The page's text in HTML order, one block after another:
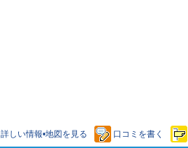
詳しい情報•地図を見る 口コミを書く